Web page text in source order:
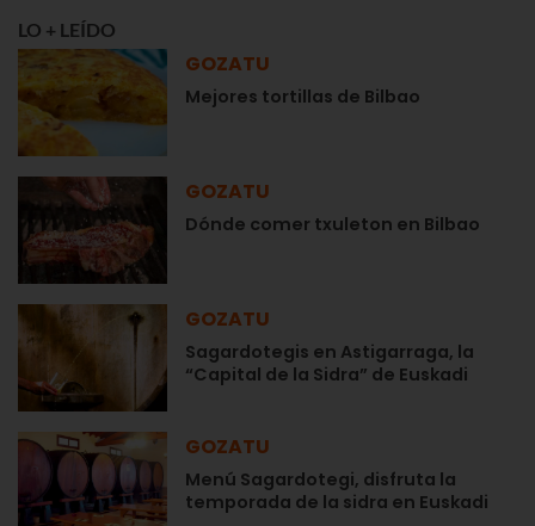
LO + LEÍDO
GOZATU
Mejores tortillas de Bilbao
GOZATU
Dónde comer txuleton en Bilbao
GOZATU
Sagardotegis en Astigarraga, la
“Capital de la Sidra” de Euskadi
GOZATU
Menú Sagardotegi, disfruta la
temporada de la sidra en Euskadi